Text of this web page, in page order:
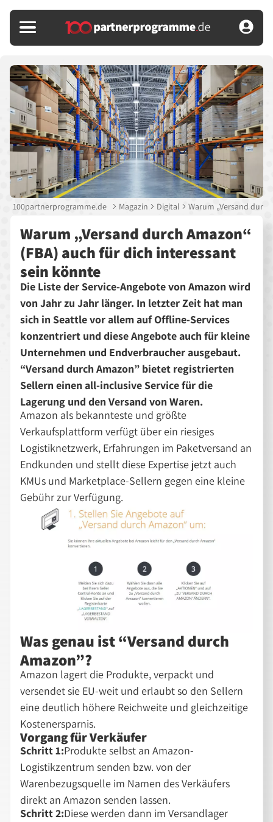
100partnerprogramme.de Magazin Digital Warum „Versand
Warum „Versand durch Amazon“
(FBA) auch für dich interessant
sein könnte
Die Liste der Service-Angebote von Amazon wird
von Jahr zu Jahr länger. In letzter Zeit hat man
sich in Seattle vor allem auf Offline-Services
konzentriert und diese Angebote auch für kleine
Unternehmen und Endverbraucher ausgebaut.
“Versand durch Amazon” bietet registrierten
Sellern einen all-inclusive Service für die
Lagerung und den Versand von Waren.
Amazon als bekannteste und größte
Verkaufsplattform verfügt über ein riesiges
Logistiknetzwerk, Erfahrungen im Paketversand an
Endkunden und stellt diese Expertise jetzt auch
KMUs und Marketplace-Sellern gegen eine kleine
Gebühr zur Verfügung.
Was genau ist “Versand durch
Amazon”?
Amazon lagert die Produkte, verpackt und
versendet sie EU-weit und erlaubt so den Sellern
eine deutlich höhere Reichweite und gleichzeitige
Kostenersparnis.
Vorgang für Verkäufer
Schritt 1:Produkte selbst an Amazon-
Logistikzentrum senden bzw. von der
Warenbezugsquelle im Namen des Verkäufers
direkt an Amazon senden lassen.
Schritt 2:Diese werden dann im Versandlager